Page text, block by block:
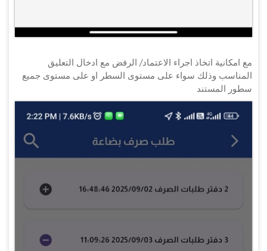
مع امكانية اتخاذ اجراء الاعتماد/ الرفض مع ادخال التعليق
المناسب وذلك سواء على مستوى السطر او على مستوى جميع
سطور المستند